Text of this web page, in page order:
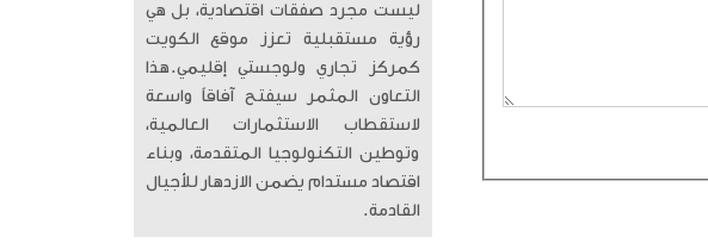
ليست مجرد صفقات اقتصادية، بل هي
رؤية مستقبلية تعزز موقع الكويت
كمركز تجاري ولوجستي إقليمي. ​هذا
التعاون المثمر سيفتح آفاقاً واسعة
لاستقطاب الاستثمارات العالمية،
وتوطين التكنولوجيا المتقدمة، وبناء
اقتصاد مستدام يضمن الازدهار للأجيال
القادمة.